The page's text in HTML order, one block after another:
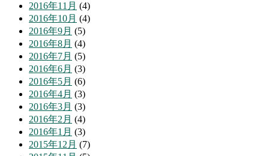
2016年11月 (4)
2016年10月 (4)
2016年9月 (5)
2016年8月 (4)
2016年7月 (5)
2016年6月 (3)
2016年5月 (6)
2016年4月 (3)
2016年3月 (3)
2016年2月 (4)
2016年1月 (3)
2015年12月 (7)